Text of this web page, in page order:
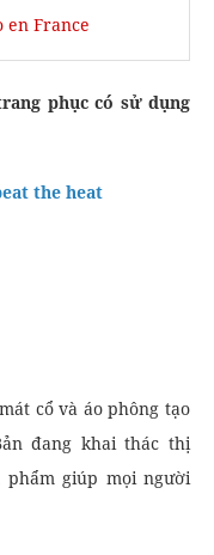
en France
phục có sử dụng
the heat
cổ và áo phông tạo
đang khai thác thị
giúp mọi người